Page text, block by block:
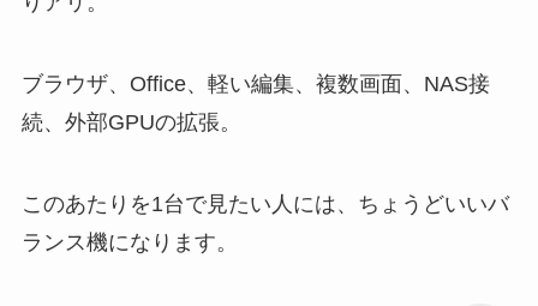
ブラウザ、Office、軽い編集、複数画面、NAS接
続、外部GPUの拡張。
このあたりを1台で見たい人には、ちょうどいいバ
ランス機になります。